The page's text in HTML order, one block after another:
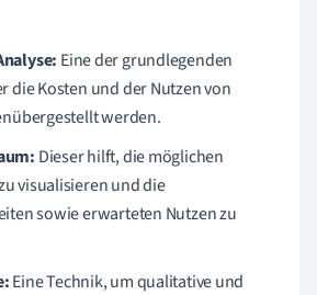
Eine der grundlegenden
die Kosten und der Nutzen von
werden.
Dieser hilft, die möglichen
visualisieren und die
sowie erwarteten Nutzen zu
Eine Technik, um qualitative und